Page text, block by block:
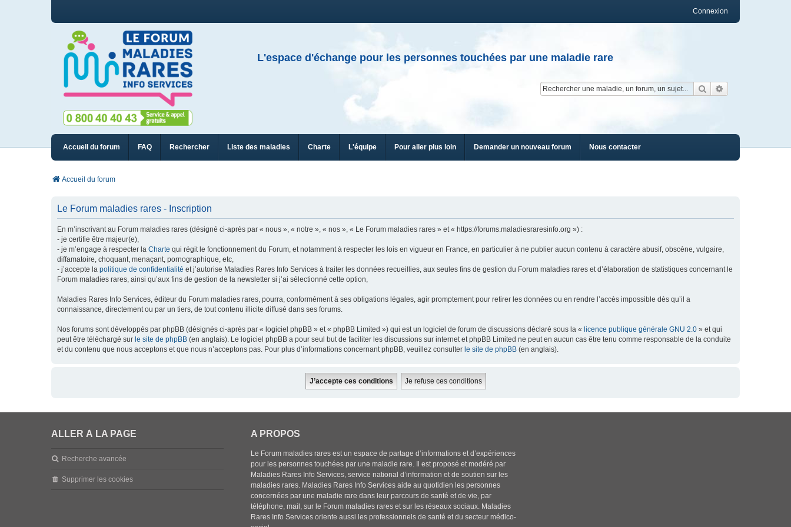
Connexion
L'espace d'échange pour les personnes touchées par une maladie rare
Rechercher
Accueil du forum FAQ Rechercher Liste des maladies Charte L'équipe Pour aller plus loin Demander un nouveau forum Nous contacter
Accueil du forum
Le Forum maladies rares - Inscription
En m’inscrivant au Forum maladies rares (désigné ci-après par « nous », « notre », « nos », « Le Forum maladies rares » et « https://forums.maladiesraresinfo.org ») :
- je certifie être majeur(e),
- je m’engage à respecter la Charte qui régit le fonctionnement du Forum, et notamment à respecter les lois en vigueur en France, en particulier à ne publier aucun contenu à caractère abusif, obscène, vulgaire,
diffamatoire, choquant, menaçant, pornographique, etc,
- j’accepte la politique de confidentialité et j’autorise Maladies Rares Info Services à traiter les données recueillies, aux seules fins de gestion du Forum maladies rares et d’élaboration de statistiques concernant le
Forum maladies rares, ainsi qu’aux fins de gestion de la newsletter si j’ai sélectionné cette option,
Maladies Rares Info Services, éditeur du Forum maladies rares, pourra, conformément à ses obligations légales, agir promptement pour retirer les données ou en rendre l’accès impossible dès qu’il a
connaissance, directement ou par un tiers, de tout contenu illicite diffusé dans ses forums.
Nos forums sont développés par phpBB (désignés ci-après par « logiciel phpBB » et « phpBB Limited ») qui est un logiciel de forum de discussions déclaré sous la « licence publique générale GNU 2.0 » et qui
peut être téléchargé sur le site de phpBB (en anglais). Le logiciel phpBB a pour seul but de faciliter les discussions sur internet et phpBB Limited ne peut en aucun cas être tenu comme responsable de la conduite
et du contenu que nous acceptons et que nous n’acceptons pas. Pour plus d’informations concernant phpBB, veuillez consulter le site de phpBB (en anglais).
ALLER À LA PAGE
Recherche avancée
Supprimer les cookies
A PROPOS
Le Forum maladies rares est un espace de partage d’informations et d’expériences
pour les personnes touchées par une maladie rare. Il est proposé et modéré par
Maladies Rares Info Services, service national d’information et de soutien sur les
maladies rares. Maladies Rares Info Services aide au quotidien les personnes
concernées par une maladie rare dans leur parcours de santé et de vie, par
téléphone, mail, sur le Forum maladies rares et sur les réseaux sociaux. Maladies
Rares Info Services oriente aussi les professionnels de santé et du secteur médico-